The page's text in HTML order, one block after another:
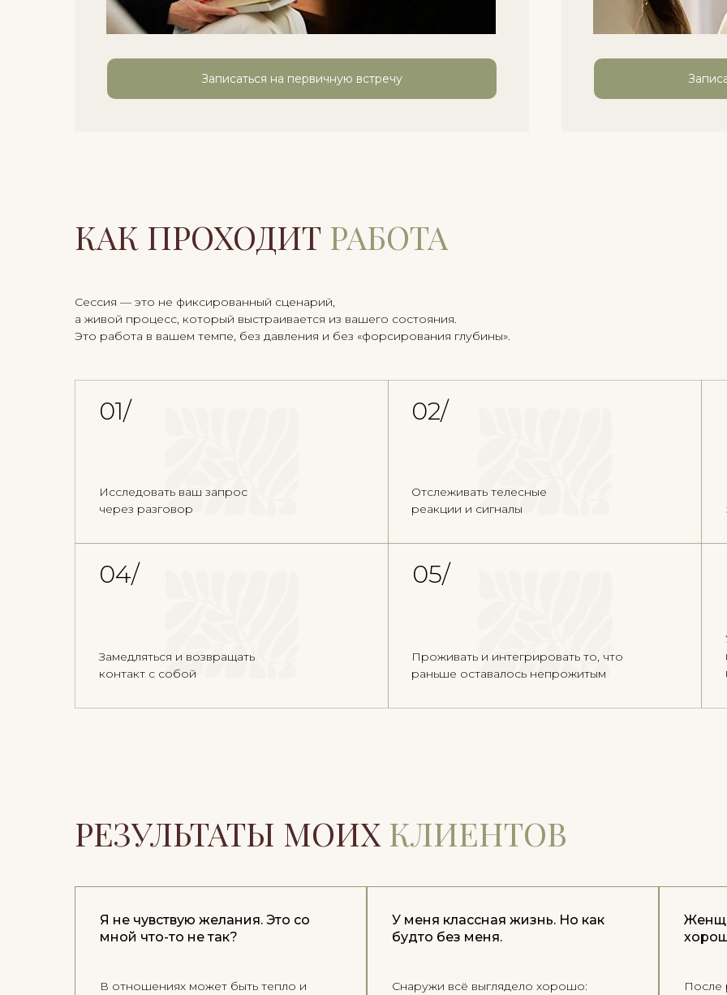
Записаться на первичную встречу
КАК ПРОХОДИТ РАБОТА
05/
04/
Проживать и интегрировать то, что
раньше оставалось непрожитым
Замедляться и возвращать
контакт с собой
Отслеживать телесные
реакции и сигналы
02/
01/
Сессия — это не фиксированный сценарий,
а живой процесс, который выстраивается из вашего состояния.
Это работа в вашем темпе, без давления и без «форсирования глубины».
Исследовать ваш запрос
через разговор
РЕЗУЛЬТАТЫ МОИХ КЛИЕНТОВ
Я не чувствую желания. Это со
мной что-то не так?
В отношениях может быть тепло и
У меня классная жизнь. Но как
будто без меня.
Снаружи всё выглядело хорошо:
После